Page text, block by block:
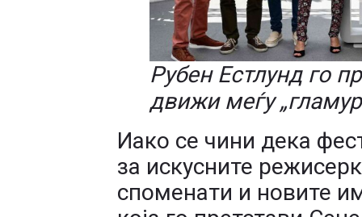
Рубен Естлунд го
движи меѓу
Иако се чини дека
за искусните
споменати и новите